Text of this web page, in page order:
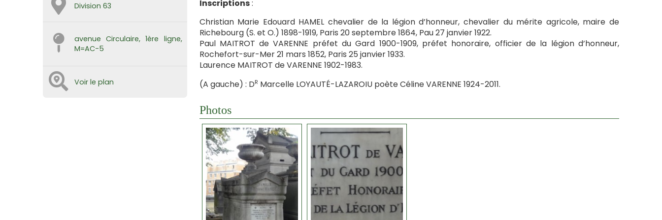
Division 63
avenue Circulaire, 1ère ligne,
M=AC-5
Voir le plan
Inscriptions:
Christian Marie Edouard HAMEL chevalier de la légion d’honneur, chevalier du mérite agricole, maire de
Richebourg (S. et O.) 1898-1919, Paris 20 septembre 1864, Pau 27 janvier 1922.
Paul MAITROT de VARENNE préfet du Gard 1900-1909, préfet honoraire, officier de la légion d’honneur,
Rochefort-sur-Mer 21 mars 1852, Paris 25 janvier 1933.
Laurence MAITROT de VARENNE 1902-1983.
(A gauche) : DR Marcelle LOYAUTÉ-LAZAROIU poète Céline VARENNE 1924-2011.
Photos